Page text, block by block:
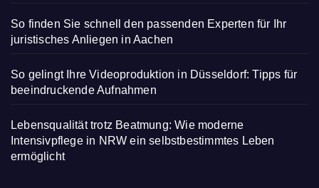
So finden Sie schnell den passenden Experten für Ihr
juristisches Anliegen in Aachen
So gelingt Ihre Videoproduktion in Düsseldorf: Tipps für
beeindruckende Aufnahmen
Lebensqualität trotz Beatmung: Wie moderne
Intensivpflege in NRW ein selbstbestimmtes Leben
ermöglicht